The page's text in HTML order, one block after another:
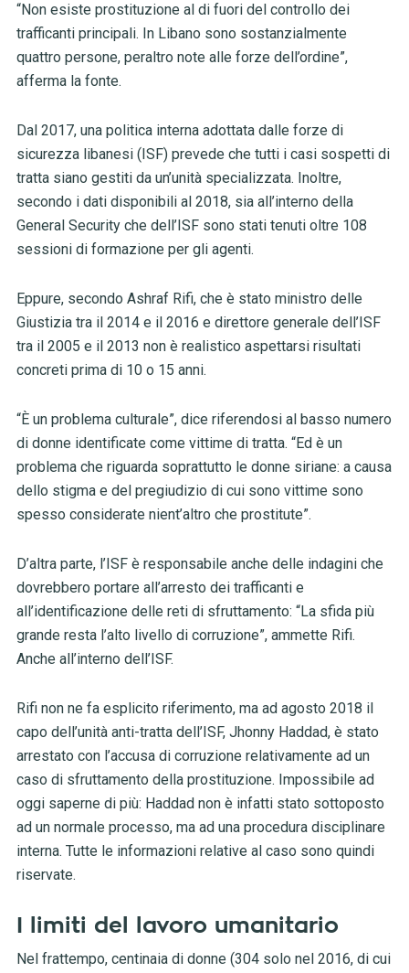
“Non esiste prostituzione al di fuori del controllo dei
trafficanti principali. In Libano sono sostanzialmente
quattro persone, peraltro note alle forze dell’ordine”,
afferma la fonte.
Dal 2017, una politica interna adottata dalle forze di
sicurezza libanesi (ISF) prevede che tutti i casi sospetti di
tratta siano gestiti da un’unità specializzata. Inoltre,
secondo i dati disponibili al 2018, sia all’interno della
General Security che dell’ISF sono stati tenuti oltre 108
sessioni di formazione per gli agenti.
Eppure, secondo Ashraf Rifi, che è stato ministro delle
Giustizia tra il 2014 e il 2016 e direttore generale dell’ISF
tra il 2005 e il 2013 non è realistico aspettarsi risultati
concreti prima di 10 o 15 anni.
“È un problema culturale”, dice riferendosi al basso numero
di donne identificate come vittime di tratta. “Ed è un
problema che riguarda soprattutto le donne siriane: a causa
dello stigma e del pregiudizio di cui sono vittime sono
spesso considerate nient’altro che prostitute”.
D’altra parte, l’ISF è responsabile anche delle indagini che
dovrebbero portare all’arresto dei trafficanti e
all’identificazione delle reti di sfruttamento: “La sfida più
grande resta l’alto livello di corruzione”, ammette Rifi.
Anche all’interno dell’ISF.
Rifi non ne fa esplicito riferimento, ma ad agosto 2018 il
capo dell’unità anti-tratta dell’ISF, Jhonny Haddad, è stato
arrestato con l’accusa di corruzione relativamente ad un
caso di sfruttamento della prostituzione. Impossibile ad
oggi saperne di più: Haddad non è infatti stato sottoposto
ad un normale processo, ma ad una procedura disciplinare
interna. Tutte le informazioni relative al caso sono quindi
riservate.
I limiti del lavoro umanitario
Nel frattempo, centinaia di donne (304 solo nel 2016, di cui